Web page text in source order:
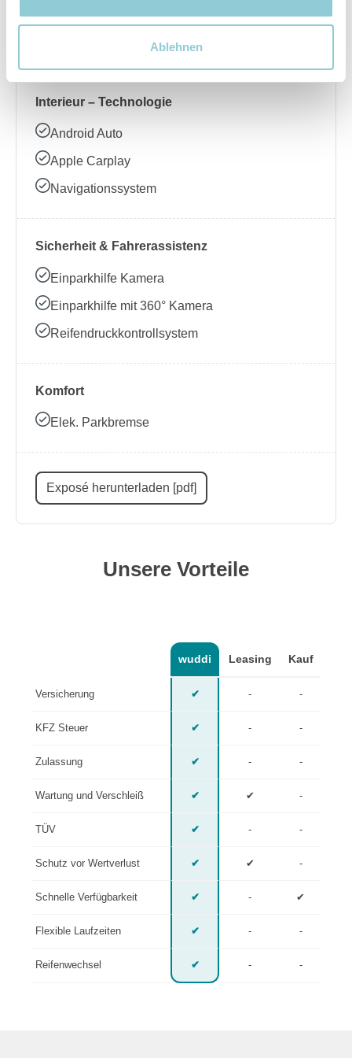
Ablehnen
Beheizbares Lenkrad
Interieur – Technologie
Android Auto
Apple Carplay
Navigationssystem
Sicherheit & Fahrerassistenz
Einparkhilfe Kamera
Einparkhilfe mit 360° Kamera
Reifendruckkontrollsystem
Komfort
Elek. Parkbremse
Exposé herunterladen [pdf]
Unsere Vorteile
wuddi Leasing Kauf
Versicherung ✔ - -
KFZ Steuer ✔ - -
Zulassung ✔ - -
Wartung und Verschleiß ✔ ✔ -
TÜV ✔ - -
Schutz vor Wertverlust ✔ ✔ -
Schnelle Verfügbarkeit ✔ - ✔
Flexible Laufzeiten ✔ - -
Reifenwechsel ✔ - -